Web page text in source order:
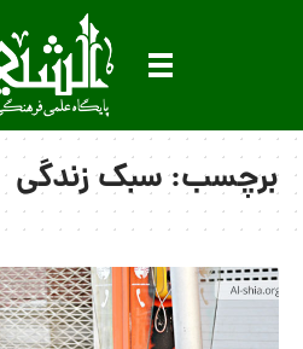
برچسب:سبک زندگی